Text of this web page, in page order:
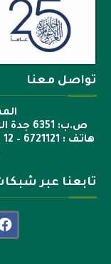
تواصل معنا
هاتف : 6721121 – 12 – 00966 فاكس : 6722600 – 12 – 00966
تابعنا عبر